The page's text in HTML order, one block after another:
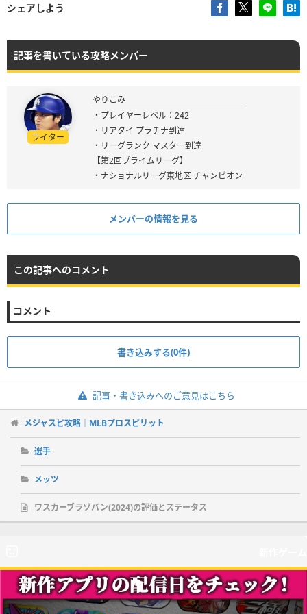
シェアしよう
記事を書いている攻略メンバー
ライター
やりこみ
・プレイヤーレベル：242
・リアタイ プラチナ到達
・リーグランク マスター到達
【第2回プライムリーグ】
・ナショナルリーグ東地区 チャンピオン
メンバーの情報を見る
この記事へのコメント
コメント
書き込みする(0件)
記事・書き込みへのご意見はこちら
メジャスピ攻略｜MLBプロスピリット
選手
メッツ
ワスカーブラゾバン(2024)の評価とステータス